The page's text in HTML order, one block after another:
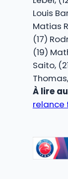
Louis
Matias
(17)
(19)
Saito,
À lire
relance